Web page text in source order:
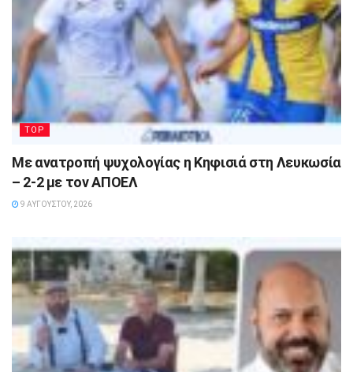
TOP
Με ανατροπή ψυχολογίας η Κηφισιά στη Λευκωσία
– 2-2 με τον ΑΠΟΕΛ
9 ΑΥΓΟΎΣΤΟΥ, 2026